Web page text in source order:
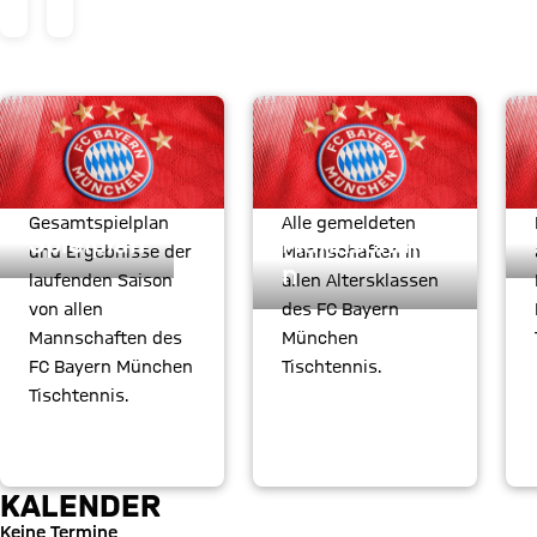
Jugendakademie
Spielplan
Gesamtspielplan
und Ergebnisse der
laufenden Saison
von allen
Mannschaften des
FC Bayern München
Tischtennis.
Mannschafte
n
Alle gemeldeten
Mannschaften in
allen Altersklassen
des FC Bayern
München
Tischtennis.
KALENDER
Keine Termine